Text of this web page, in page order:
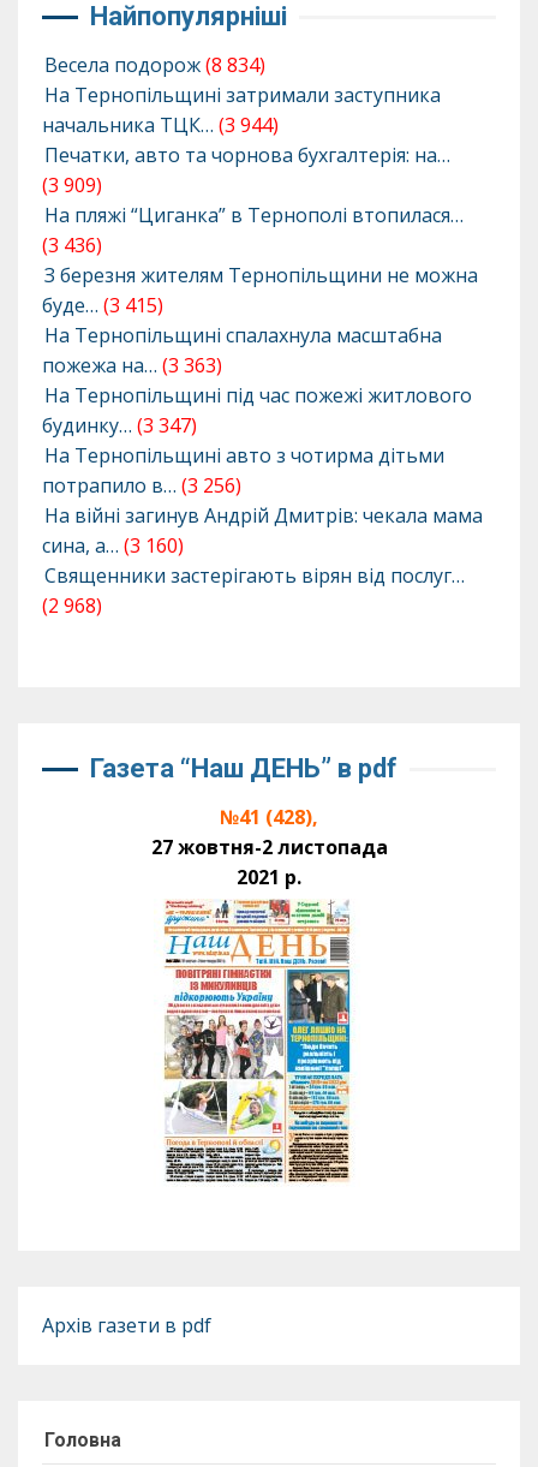
Найпопулярніші
Весела подорож(8 834)
На Тернопільщині затримали заступника
начальника ТЦК… (3 944)
Печатки, авто та чорнова бухгалтерія: на…
(3 909)
На пляжі “Циганка” в Тернополі втопилася…
(3 436)
З березня жителям Тернопільщини не можна
буде… (3 415)
На Тернопільщині спалахнула масштабна
пожежа на… (3 363)
На Тернопільщині під час пожежі житлового
будинку… (3 347)
На Тернопільщині авто з чотирма дітьми
потрапило в… (3 256)
На війні загинув Андрій Дмитрів: чекала мама
сина, а… (3 160)
Священники застерігають вірян від послуг…
(2 968)
Газета “Наш ДЕНЬ” в pdf
№41 (428),
27 жовтня-2 листопада
2021 р.
Архів газети в pdf
Головна